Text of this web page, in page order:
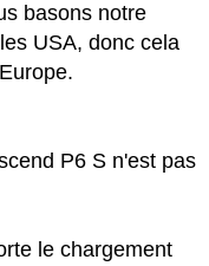
basons notre
USA, donc cela
P6 S n'est pas
le chargement